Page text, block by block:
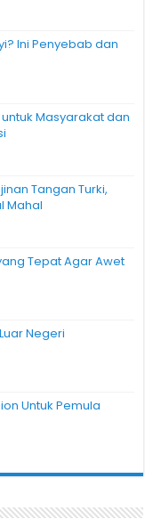
Ini Penyebab dan
untuk Masyarakat dan
Tangan Turki,
Mahal
Tepat Agar Awet
Negeri
Untuk Pemula